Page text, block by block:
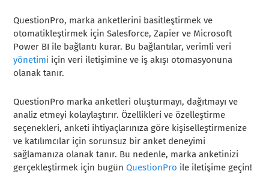
QuestionPro, marka anketlerini basitleştirmek ve
otomatikleştirmek için Salesforce, Zapier ve Microsoft
Power BI ile bağlantı kurar. Bu bağlantılar, verimli veri
yönetimi için veri iletişimine ve iş akışı otomasyonuna
olanak tanır.
QuestionPro marka anketleri oluşturmayı, dağıtmayı ve
analiz etmeyi kolaylaştırır. Özellikleri ve özelleştirme
seçenekleri, anketi ihtiyaçlarınıza göre kişiselleştirmenize
ve katılımcılar için sorunsuz bir anket deneyimi
sağlamanıza olanak tanır. Bu nedenle, marka anketinizi
gerçekleştirmek için bugünQuestionPro ile iletişime geçin!